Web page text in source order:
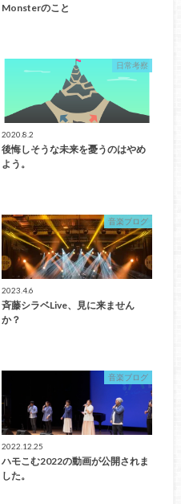
Monsterのこと
日常考察
2020.8.2
後悔しそうな未来を憂うのはやめ
よう。
音楽ブログ
2023.4.6
斉藤シラベLive、見に来ません
か？
音楽ブログ
2022.12.25
ハモこむ2022の動画が公開されま
した。